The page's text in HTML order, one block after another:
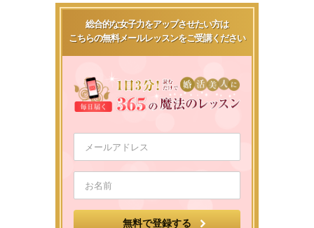
総合的な女子力をアップさせたい方は
こちらの無料メールレッスンをご受講ください